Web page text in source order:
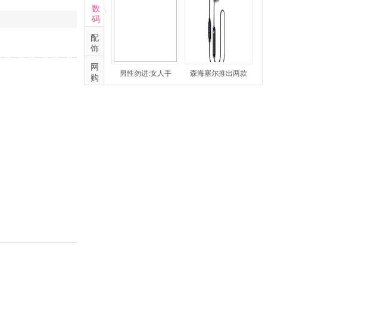
数
码
配
饰
网
购
男性勿进:女人手 森海塞尔推出两款